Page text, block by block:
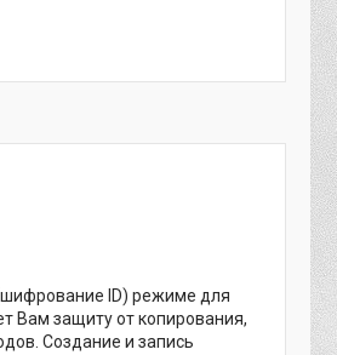
ID) режиме для
Вам защиту от копирования,
Создание и запись